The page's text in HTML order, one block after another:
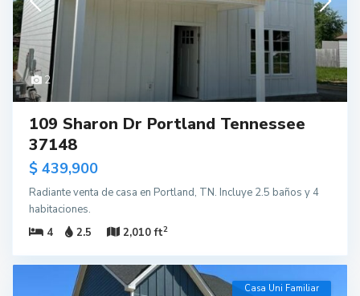
2
109 Sharon Dr Portland Tennessee
37148
$ 439,900
Radiante venta de casa en Portland, TN. Incluye 2.5 baños y 4
habitaciones.
4
2.5 2,010 ft2
Casa Uni Familiar